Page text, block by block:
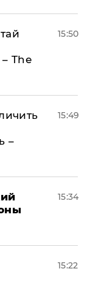
The
15:50
–
15:49
15:34
15:22